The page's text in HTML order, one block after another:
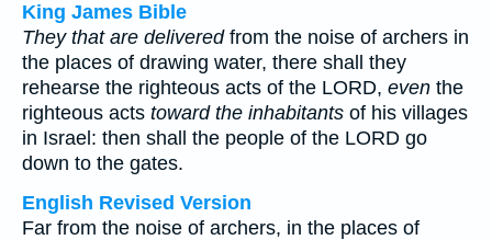
King James Bible
They that are deliveredfrom the noise of archers in
the places of drawing water, there shall they
rehearse the righteous acts of the LORD, even the
righteous acts toward the inhabitants of his villages
in Israel: then shall the people of the LORD go
down to the gates.
English Revised Version
Far from the noise of archers, in the places of